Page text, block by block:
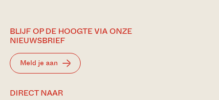
BLIJF OP DE HOOGTE VIA ONZE
NIEUWSBRIEF
Meld je aan
DIRECT NAAR